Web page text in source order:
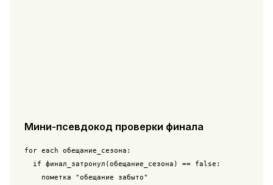
Мини-псевдокод проверки финала
for each обещание_сезона:
  if финал_затронул(обещание_сезона) == false:
    пометка "обещание забыто"